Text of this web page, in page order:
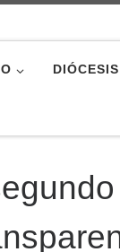
DIÓCESIS